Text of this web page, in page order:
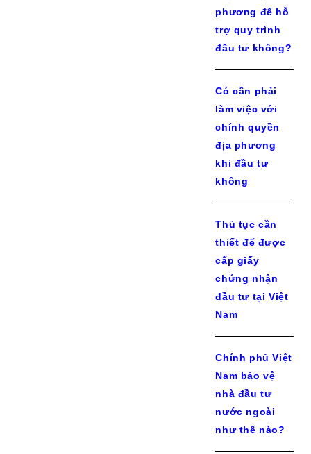
phương để hỗ
trợ quy trình
đầu tư không?
Có cần phải
làm việc với
chính quyền
địa phương
khi đầu tư
không
Thủ tục cần
thiết để được
cấp giấy
chứng nhận
đầu tư tại Việt
Nam
Chính phủ Việt
Nam bảo vệ
nhà đầu tư
nước ngoài
như thế nào?